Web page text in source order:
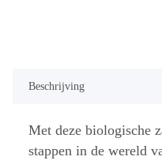
Beschrijving
Met deze biologische
stappen in de wereld